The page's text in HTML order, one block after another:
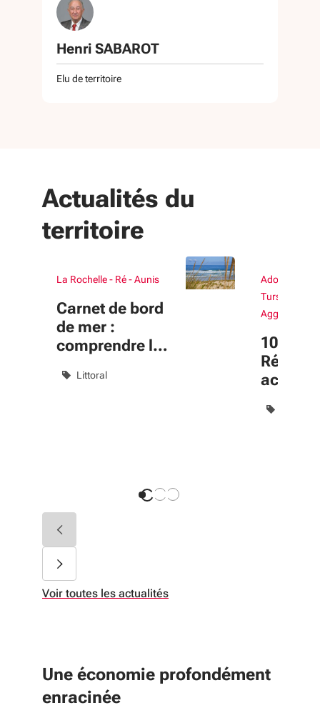
Henri SABAROT
Elu de territoire
Actualités du
territoire
La Rochelle - Ré - Aunis
Carnet de bord
de mer :
comprendre le
mieux le
Littoral
Adour
Tursan -
10 ans
Région
Voir toutes les actualités
Une économie profondément
enracinée